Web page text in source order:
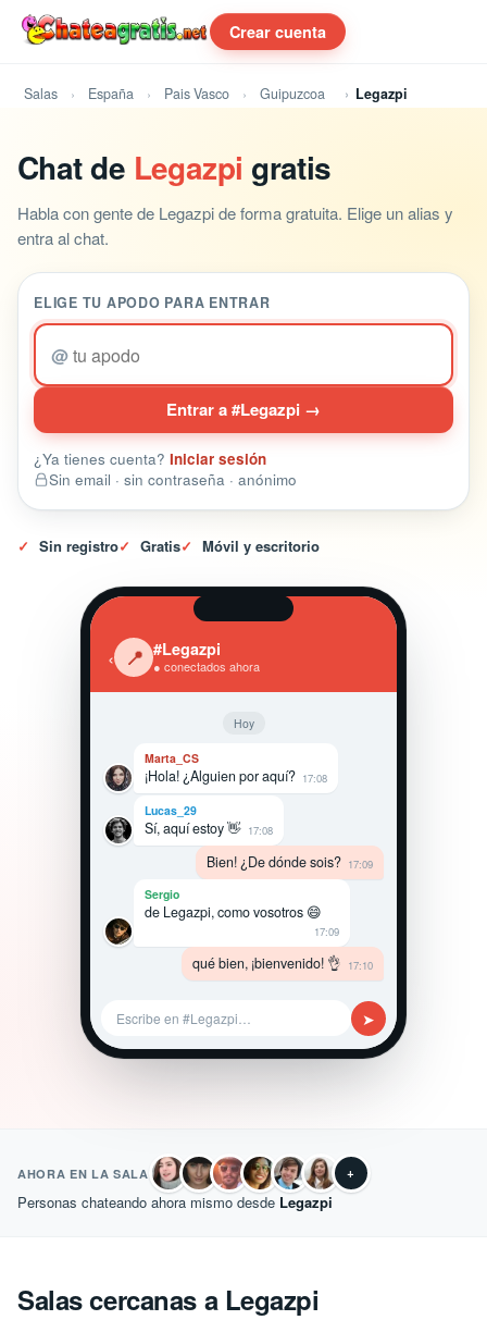
Crear cuenta
Salas España Pais Vasco Guipuzcoa Legazpi
Chat de Legazpi gratis
Habla con gente de Legazpi de forma gratuita. Elige un alias y
entra al chat.
ELIGE TU APODO PARA ENTRAR
@
Entrar a #Legazpi →
¿Ya tienes cuenta? Iniciar sesión
Sin email · sin contraseña · anónimo
✓ Sin registro✓ Gratis✓ Móvil y escritorio
‹ 📍 #Legazpi
● conectados ahora
Hoy
Marta_CS
¡Hola! ¿Alguien por aquí? 17:08
Lucas_29
Sí, aquí estoy 👋 17:08
Bien! ¿De dónde sois? 17:09
Sergio
de Legazpi, como vosotros 😄
17:09
qué bien, ¡bienvenido! 👌 17:10
Escribe en #Legazpi… ➤
AHORA EN LA SALA +
Personas chateando ahora mismo desde Legazpi
Salas cercanas a Legazpi